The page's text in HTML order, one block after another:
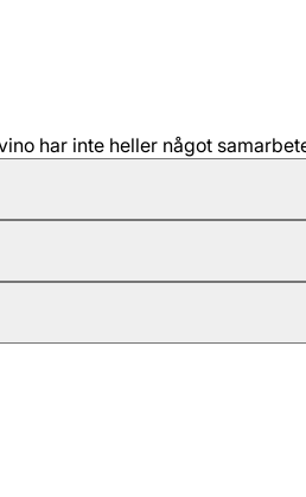
har inte heller något